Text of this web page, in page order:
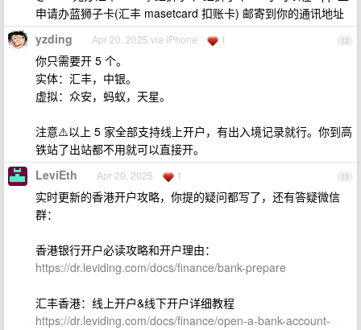
申请办蓝狮子卡(汇丰 masetcard 扣账卡) 邮寄到你的通讯地址
12
yzding Apr 20, 2025 via iPhone 1
你只需要开 5 个。
实体：汇丰，中银。
虚拟：众安，蚂蚁，天星。
注意⚠️以上 5 家全部支持线上开户，有出入境记录就行。你到高
铁站了出站都不用就可以直接开。
13
LeviEth Apr 20, 2025 1
实时更新的香港开户攻略，你提的疑问都写了，还有答疑微信
群：
香港银行开户必读攻略和开户理由：
https://dr.leviding.com/docs/finance/bank-prepare
汇丰香港：线上开户&线下开户详细教程
https://dr.leviding.com/docs/finance/open-a-bank-account-